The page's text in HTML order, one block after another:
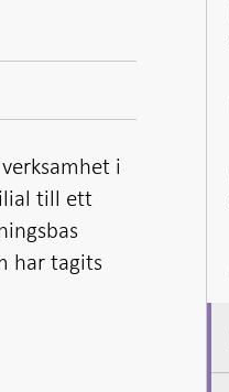
i
till ett
har tagits